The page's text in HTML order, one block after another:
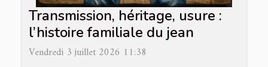
Transmission, héritage, usure :
l’histoire familiale du jean
Vendredi 3 juillet 2026 11:38